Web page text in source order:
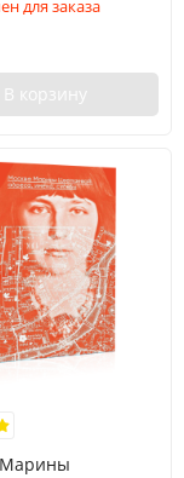
для заказа
В корзину